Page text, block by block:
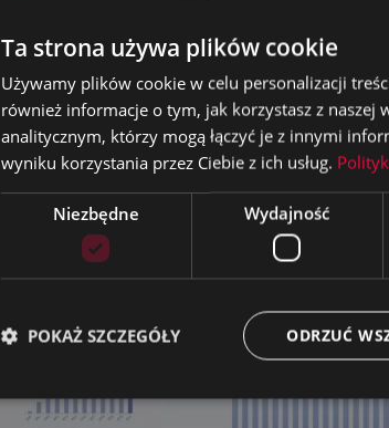
Ta strona używa plików cookie
Używamy plików cookie w celu personalizacji
również informacje o tym, jak korzystasz z
analitycznym, którzy mogą łączyć je z innymi
wyniku korzystania przez Ciebie z ich usług.
Niezbędne Wydajność
ODRZUĆ
POKAŻ SZCZEGÓŁY